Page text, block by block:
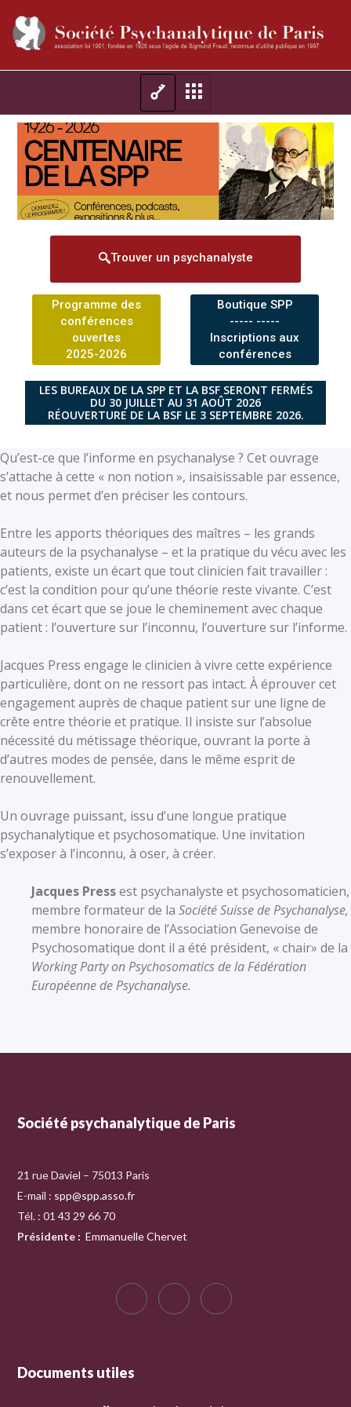
Trouver un psychanalyste
Programme des
conférences
ouvertes
2025-2026
Boutique SPP
----- -----
Inscriptions aux
conférences
LES BUREAUX DE LA SPP ET LA BSF SERONT FERMÉS
DU 30 JUILLET AU 31 AOÛT 2026
RÉOUVERTURE DE LA BSF LE 3 SEPTEMBRE 2026.
Qu’est-ce que l’informe en psychanalyse ? Cet ouvrage
s’attache à cette « non notion », insaisissable par essence,
et nous permet d’en préciser les contours.
Entre les apports théoriques des maîtres – les grands
auteurs de la psychanalyse – et la pratique du vécu avec les
patients, existe un écart que tout clinicien fait travailler :
c’est la condition pour qu’une théorie reste vivante. C’est
dans cet écart que se joue le cheminement avec chaque
patient : l’ouverture sur l’inconnu, l’ouverture sur l’informe.
Jacques Press engage le clinicien à vivre cette expérience
particulière, dont on ne ressort pas intact. À éprouver cet
engagement auprès de chaque patient sur une ligne de
crête entre théorie et pratique. Il insiste sur l’absolue
nécessité du métissage théorique, ouvrant la porte à
d’autres modes de pensée, dans le même esprit de
renouvellement.
Un ouvrage puissant, issu d’une longue pratique
psychanalytique et psychosomatique. Une invitation
s’exposer à l’inconnu, à oser, à créer.
Jacques Pressest psychanalyste et psychosomaticien,
membre formateur de la Société Suisse de Psychanalyse,
membre honoraire de l’Association Genevoise de
Psychosomatique dont il a été président, « chair» de la
Working Party on Psychosomatics de la Fédération
Européenne de Psychanalyse.
Société psychanalytique de Paris
21 rue Daviel – 75013 Paris
E-mail : spp@spp.asso.fr
Tél. : 01 43 29 66 70
Présidente : Emmanuelle Chervet
Documents utiles